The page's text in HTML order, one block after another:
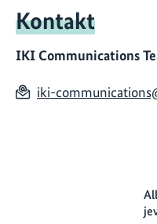
Kontakt
IKI Communications
iki-